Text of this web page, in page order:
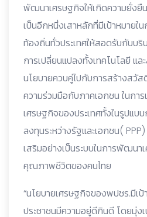
พัฒนาเศรษฐกิจให้เกิดความยั่งยืน
เป็นอีกหนึ่งเสาหลักที่มีเป้าหมายใน
ท้องถิ่นทั่วประเทศให้สอดรับกับบ
การเปลี่ยนแปลงทั้งเทคโนโลยี แ
นโยบายควบคู่ไปกับการสร้างสวัส
ความร่วมมือกับภาคเอกชน ในกา
เศรษฐกิจของประเทศทั้งในรูปแบ
ลงทุนระหว่างรัฐและเอกชน(
เสริมอย่างเป็นระบบในการพัฒนา
คุณภาพชีวิตของคนไทย
“นโยบายเศรษฐกิจของพปชร.มีเป้
ประชาชนมีความอยู่ดีกินดี โดยมุ่ง